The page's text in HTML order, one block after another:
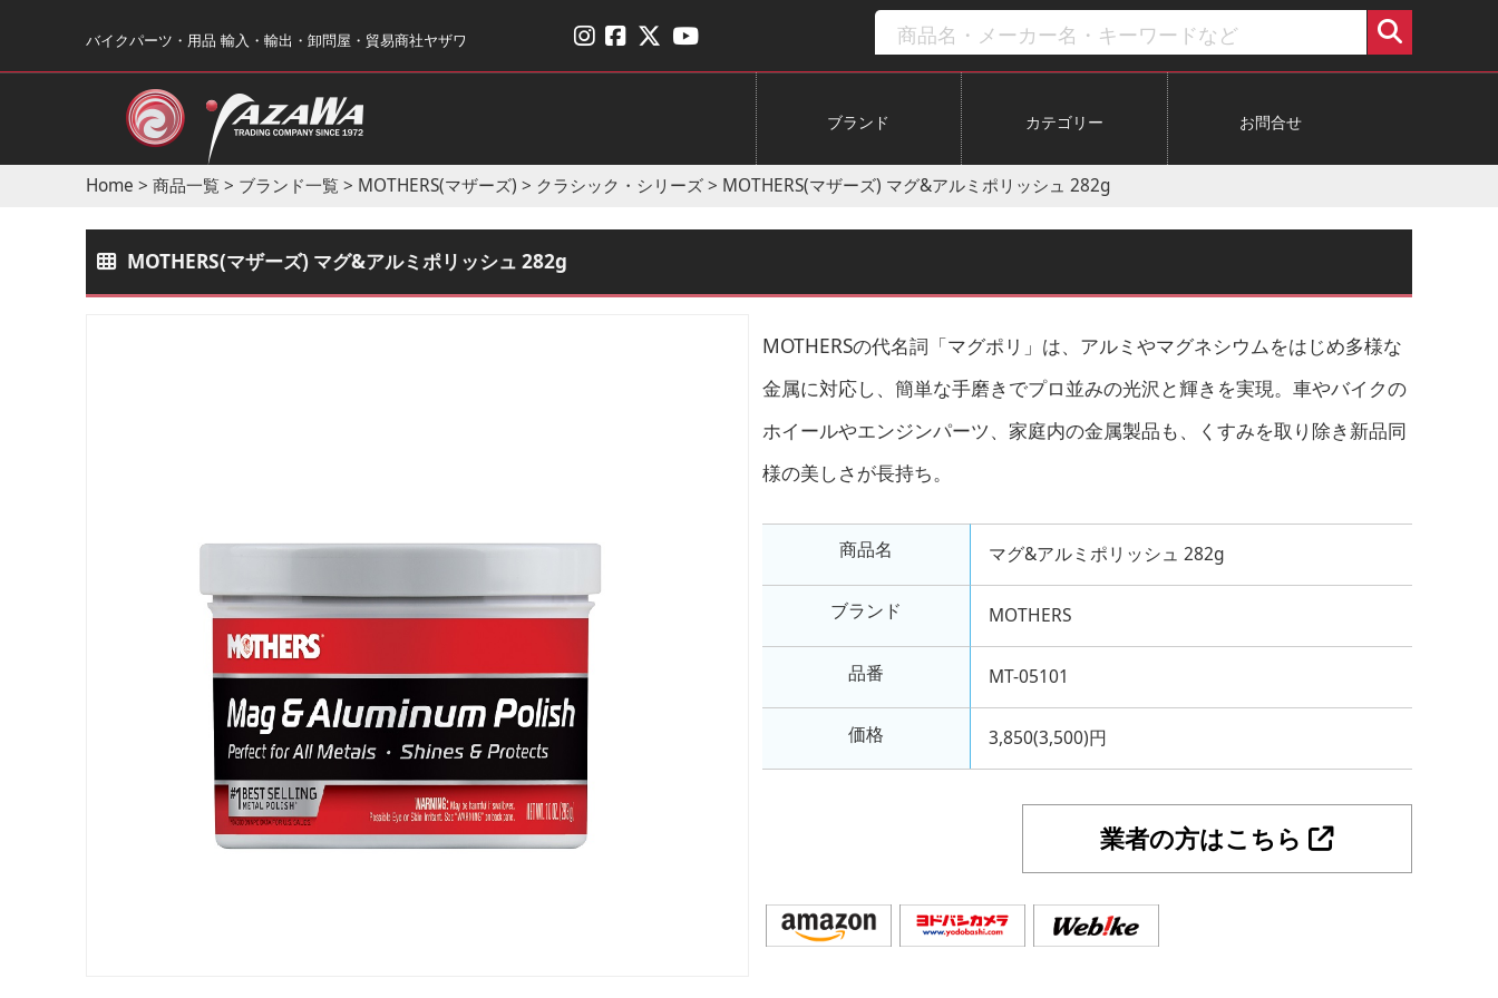
バイクパーツ・用品 輸入・輸出・卸問屋・貿易商社ヤザワ
お問合せ
カテゴリー
ブランド
Home >商品一覧 > ブランド一覧 > MOTHERS(マザーズ) > クラシック・シリーズ> MOTHERS(マザーズ) マグ&アルミポリッシュ 282g
MOTHERS(マザーズ) マグ&アルミポリッシュ 282g
MOTHERSの代名詞「マグポリ」は、アルミやマグネシウムをはじめ多様な
金属に対応し、簡単な手磨きでプロ並みの光沢と輝きを実現。車やバイクの
ホイールやエンジンパーツ、家庭内の金属製品も、くすみを取り除き新品同
様の美しさが長持ち。
商品名 マグ&アルミポリッシュ 282g
ブランド MOTHERS
品番 MT-05101
価格 3,850(3,500)円
業者の方はこちら